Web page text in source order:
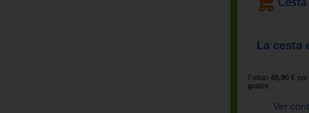
La cesta
Faltan 49,90 €
gratis
Ver